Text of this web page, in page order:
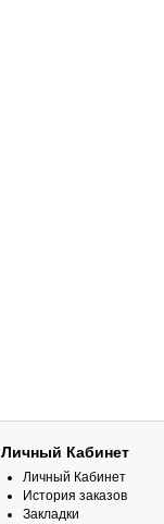
Личный Кабинет
Личный Кабинет
История заказов
Закладки